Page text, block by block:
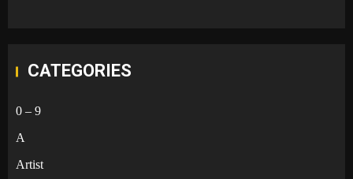
CATEGORIES
0 – 9
A
Artist